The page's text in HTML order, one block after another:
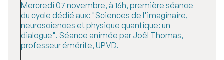
Mercredi 07 novembre, à 16h, première séance
du cycle dédié aux: "Sciences de l'imaginaire,
neurosciences et physique quantique: un
dialogue". Séance animée par Joêl Thomas,
professeur émérite, UPVD.